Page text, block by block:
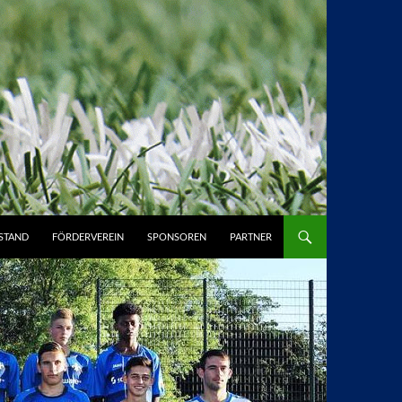
FÖRDERVEREIN SPONSOREN PARTNER